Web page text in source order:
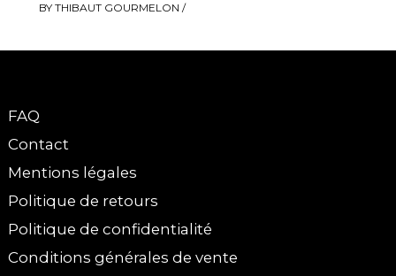
BY THIBAUT GOURMELON /
FAQ
Contact
Mentions légales
Politique de retours
Politique de confidentialité
Conditions générales de vente